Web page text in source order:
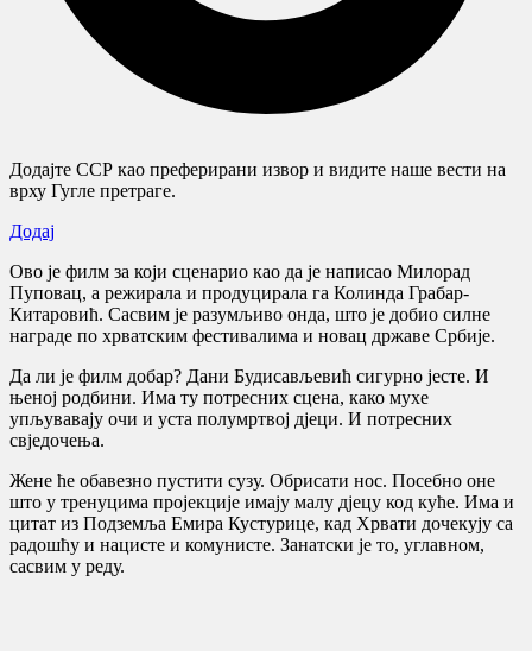
Додајте ССР као преферирани извор и видите наше вести на
врху Гугле претраге.
Додај
Ово је филм за који сценарио као да је написао Милорад
Пуповац, а режирала и продуцирала га Колинда Грабар-
Китаровић. Сасвим је разумљиво онда, што је добио силне
награде по хрватским фестивалима и новац државе Србије.
Да ли је филм добар? Дани Будисављевић сигурно јесте. И
њеној родбини. Има ту потресних сцена, како мухе
упљувавају очи и уста полумртвој дјеци. И потресних
свједочења.
Жене ће обавезно пустити сузу. Обрисати нос. Посебно оне
што у тренуцима пројекције имају малу дјецу код куће. Има и
цитат из Подземља Емира Кустурице, кад Хрвати дочекују са
радошћу и нацисте и комунисте. Занатски је то, углавном,
сасвим у реду.